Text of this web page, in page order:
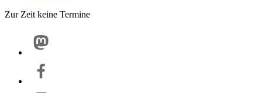
Zur Zeit keine Termine